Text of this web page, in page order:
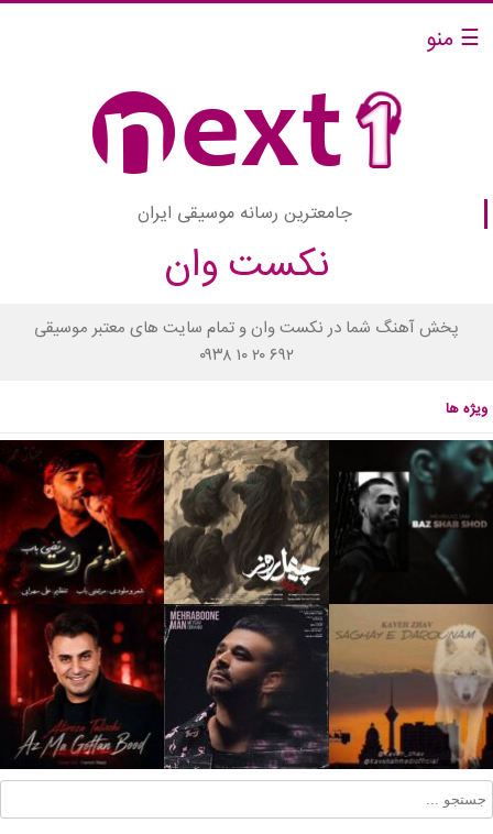
☰ منو
جامعترین رسانه موسیقی ایران
نکست وان
پخش آهنگ شما در نکست وان و تمام سایت های معتبر موسیقی
۰۹۳۸ ۱۰ ۲۰ ۶۹۲
ویژه ها